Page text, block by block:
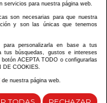
Valenciana, la cantidad de
“PLAN RESISITIR
Valenciana, la cantidad de 7.000
ARTESANIA “CMARTE”.
servicios para nuestra página web.
son necesarias para que nuestra
y son las únicas que tenemos
para personalizarla en base a tus
tus búsquedas, gustos e intereses
ACEPTA TODO o configurarlas
DE COOKIES.
de nuestra página web.